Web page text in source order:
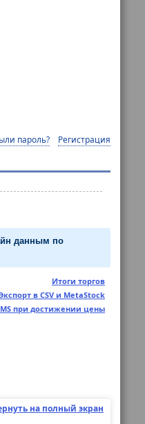
пароль? Регистрация
данным по
Итоги торгов
в CSV и MetaStock
при достижении цены
на полный экран